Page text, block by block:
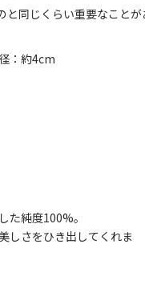
と同じくらい重要なこと
：約4cm
た純度100%。
しさをひき出してくれま